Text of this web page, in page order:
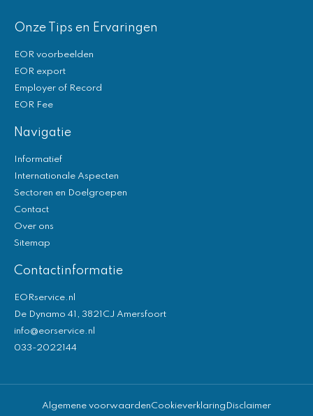
Onze Tips en Ervaringen
EOR voorbeelden
EOR export
Employer of Record
EOR Fee
Navigatie
Informatief
Internationale Aspecten
Sectoren en Doelgroepen
Contact
Over ons
Sitemap
Contactinformatie
EORservice.nl
De Dynamo 41, 3821CJ Amersfoort
info@eorservice.nl
033-2022144
Algemene voorwaardenCookieverklaring Disclaimer